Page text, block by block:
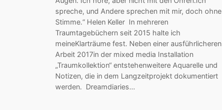
spreche, und Andere sprechen mit mir, doch ohne
Stimme.“ Helen Keller In mehreren
Traumtagebüchern seit 2015 halte ich
meineKlarträume fest. Neben einer ausführlicheren
Arbeit 2017in der mixed media Installation
„Traumkollektion“ entstehenweitere Aquarelle und
Notizen, die in dem Langzeitprojekt dokumentiert
werden. Dreamdiaries…